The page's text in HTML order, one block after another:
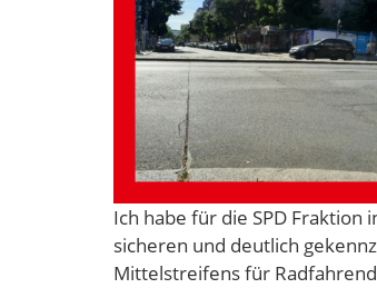
Ich habe für die SPD
sicheren und deutlich
Mittelstreifens für